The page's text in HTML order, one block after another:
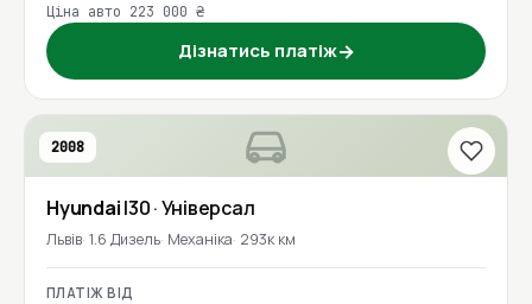
Ціна авто 223 000 ₴
Дізнатись платіж→
2008
HyundaiI30· Універсал
Львів 1.6 Дизель Механіка 293к км
ПЛАТІЖ ВІД